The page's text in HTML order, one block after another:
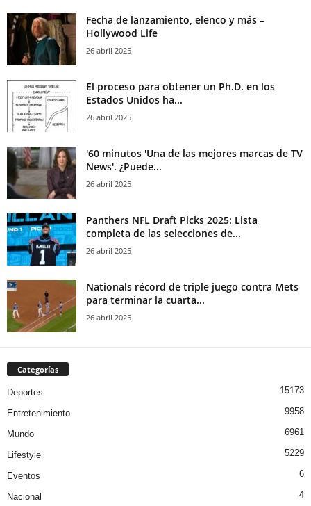
Fecha de lanzamiento, elenco y más –
Hollywood Life
26 abril 2025
El proceso para obtener un Ph.D. en los
Estados Unidos ha...
26 abril 2025
'60 minutos 'Una de las mejores marcas de TV
News'. ¿Puede...
26 abril 2025
Panthers NFL Draft Picks 2025: Lista
completa de las selecciones de...
26 abril 2025
Nationals récord de triple juego contra Mets
para terminar la cuarta...
26 abril 2025
Categorías
Deportes 15173
Entretenimiento 9958
Mundo 6961
Lifestyle 5229
Eventos 6
Nacional 4